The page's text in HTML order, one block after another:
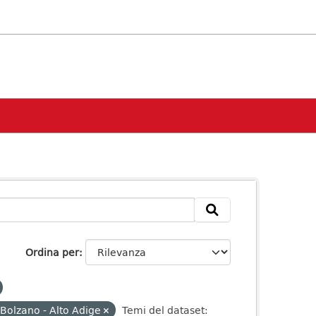
Ordina per
- Alto Adige
Temi del dataset: